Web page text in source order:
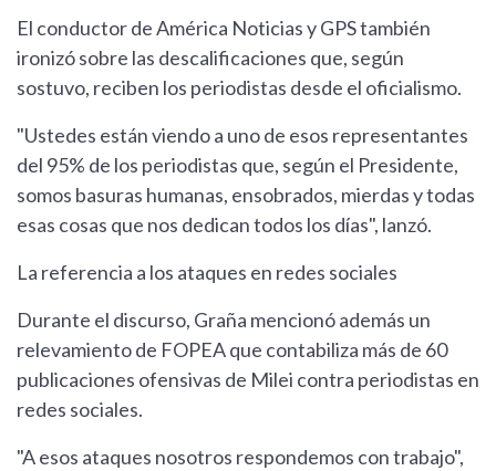
El conductor de América Noticias y GPS también
ironizó sobre las descalificaciones que, según
sostuvo, reciben los periodistas desde el oficialismo.
"Ustedes están viendo a uno de esos representantes
del 95% de los periodistas que, según el Presidente,
somos basuras humanas, ensobrados, mierdas y todas
esas cosas que nos dedican todos los días", lanzó.
La referencia a los ataques en redes sociales
Durante el discurso, Graña mencionó además un
relevamiento de FOPEA que contabiliza más de 60
publicaciones ofensivas de Milei contra periodistas en
redes sociales.
"A esos ataques nosotros respondemos con trabajo",